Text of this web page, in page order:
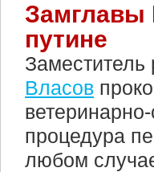
Замглавы
путине
Заместитель
Власов
процедура
любом